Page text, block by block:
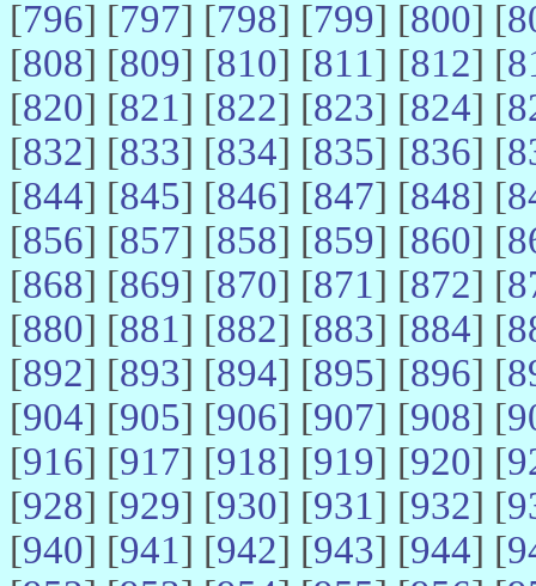
[796] [797] [798] [799] [800] [
[808] [809] [810] [811] [812] [
[820] [821] [822] [823] [824] [
[832] [833] [834] [835] [836] [
[844] [845] [846] [847] [848] [
[856] [857] [858] [859] [860] [
[868] [869] [870] [871] [872] [
[880] [881] [882] [883] [884] [
[892] [893] [894] [895] [896] [
[904] [905] [906] [907] [908] [
[916] [917] [918] [919] [920] [
[928] [929] [930] [931] [932] [
[940] [941] [942] [943] [944] [